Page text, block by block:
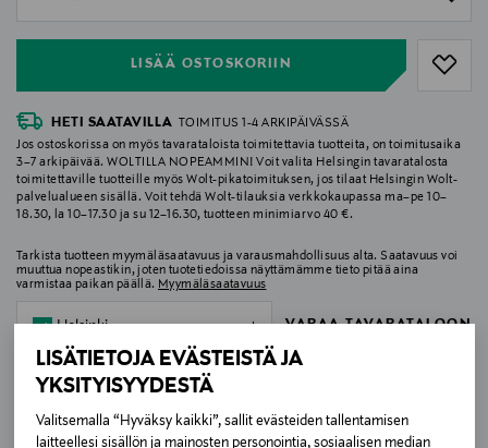
LISÄTIETOJA EVÄSTEISTÄ JA
YKSITYISYYDESTÄ
Valitsemalla “Hyväksy kaikki”, sallit evästeiden tallentamisen
laitteellesi sisällön ja mainosten personointia, sosiaalisen median
LISÄÄ OSTOSKORIIN
HETI SAATAVILLA TOIMITUS 1-4 ARKIPÄIVÄSSÄ
Jos ostoskorissa on myös tavarataloista toimitettavia tuotteita, on toimitusaika
3–7 arkipäivää. WOLTILLA NOPEAMMIN! Voit valita Helsingin tavaratalosta
toimitettaville tuotteille myös Wolt-pikatoimituksen, jos tilaat Helsingin Wolt-
palvelualueen sisällä. Voit tehdä Wolt-tilauksia verkkokaupassa ma–pe 10–
18.30, la 10–17.30 ja su 12–16.30, tuotteen minimiarvo 40 €.
Tarkista tuotteen myymäläsaatavuus ja varausmahdollisuus alta. Saatavuus voi
muuttua nopeastikin, joten tuotetiedoissa näyttämämme tieto pitää aina
varmistaa paikan päällä. Myymäläsaatavuus
Helsinki VARAA TAVARATALOON
MAKSUTON TOIMITUS TAVARATALOJEN